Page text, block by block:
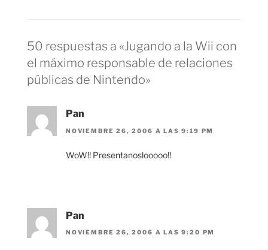
50 respuestas a «Jugando a la Wii con
el máximo responsable de relaciones
públicas de Nintendo»
Pan
NOVIEMBRE 26, 2006 A LAS 9:19 PM
WoW!! Presentanoslooooo!!
Pan
NOVIEMBRE 26, 2006 A LAS 9:20 PM